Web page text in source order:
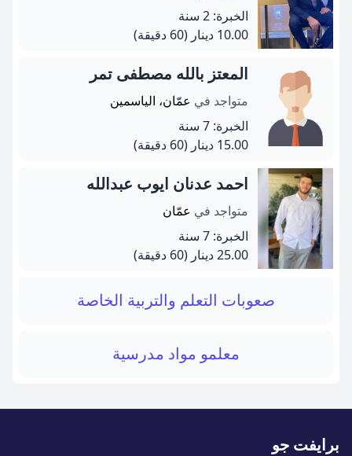
الخبرة: 2 سنة
10.00 دينار
(60 دقيقة)
المعتز بالله مصطفى تمر
متواجد في عمّان، الياسمين
الخبرة: 7 سنة
15.00 دينار
(60 دقيقة)
احمد عدنان ايوب عبدالله
متواجد في عمّان
الخبرة: 7 سنة
25.00 دينار
(60 دقيقة)
صعوبات التعلم والتربية الخاصة
معلمو مواد مدرسية
برايفت جو